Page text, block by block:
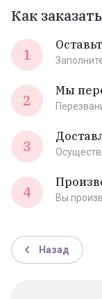
Как заказать
1
2
Мы
3
4 Вы
Назад